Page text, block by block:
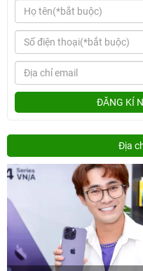
ĐĂNG KÍ
Địa